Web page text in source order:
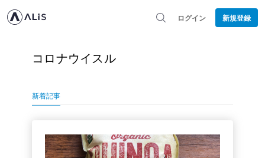
ログイン 新規登録
コロナウイスル
新着記事